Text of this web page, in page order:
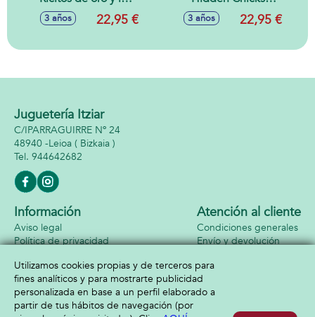
tres osos. 2
modelos de juego
reversible.
3 años 22,95 €
Incluye 2 modos de
juego. Encuentra
completar la
3 años 22,95 €
Juguetería Itziar
C/IPARRAGUIRRE Nº 24
48940 -Leioa ( Bizkaia )
944642682
Información
Aviso legal
Política de privacidad
Atención al cliente
Condiciones generales
Envío y devolución
Formas de pago
Utilizamos cookies propias y de terceros para
fines analíticos y para mostrarte publicidad
personalizada en base a un perfil elaborado a
partir de tus hábitos de navegación (por